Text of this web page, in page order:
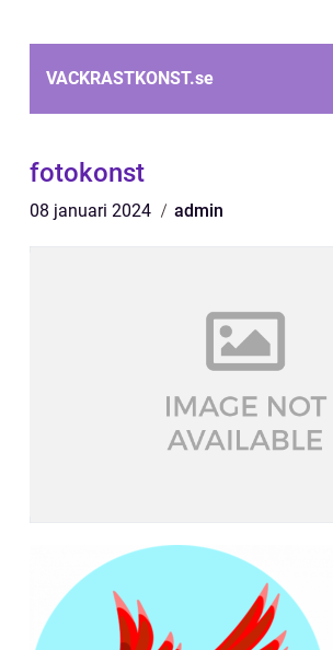
VACKRASTKONST.se
fotokonst
08 januari 2024 admin